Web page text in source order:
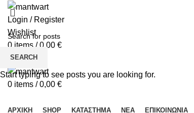
Login / Register
Wishlist
0 items / 0,00 €
Menu
0 items / 0,00 €
ΑΡΧΙΚΉ SHOP ΚΑΤΆΣΤΗΜΑ ΝΈΑ ΕΠΙΚΟΙΝΩΝΊΑ
SEARCH
Start typing to see posts you are looking for.